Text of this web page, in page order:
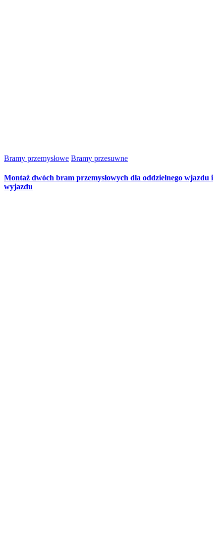
Bramy przemysłowe Bramy przesuwne
Montaż dwóch bram przemysłowych dla oddzielnego wjazdu i
wyjazdu